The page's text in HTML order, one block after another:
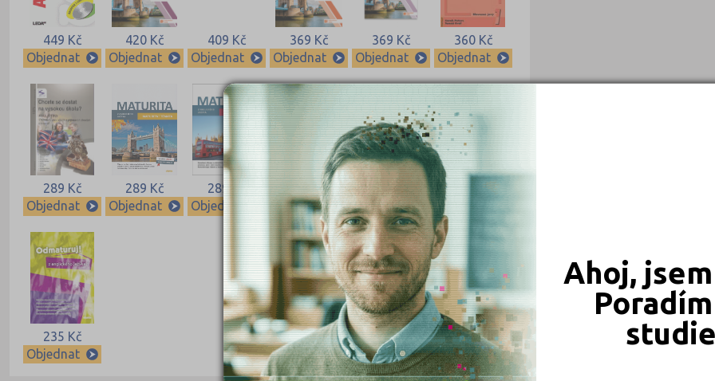
Ahoj,
449 Kč
Objednat
420 Kč
Objednat
409 Kč
Objednat
369 Kč
Objednat
369 Kč
Objednat
360 Kč
Objednat
289 Kč
Objednat
289 Kč
Objednat
289 Kč
Objednat
266 Kč
Objednat
239 Kč
Objednat
239 Kč
Objednat
235 Kč
Objednat